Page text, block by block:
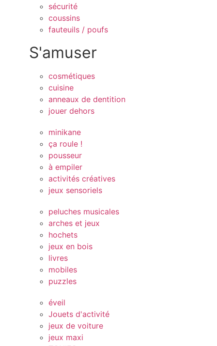
sécurité
coussins
fauteuils / poufs
S'amuser
cosmétiques
cuisine
anneaux de dentition
jouer dehors
minikane
ça roule !
pousseur
à empiler
activités créatives
jeux sensoriels
peluches musicales
arches et jeux
hochets
jeux en bois
livres
mobiles
puzzles
éveil
Jouets d'activité
jeux de voiture
jeux maxi